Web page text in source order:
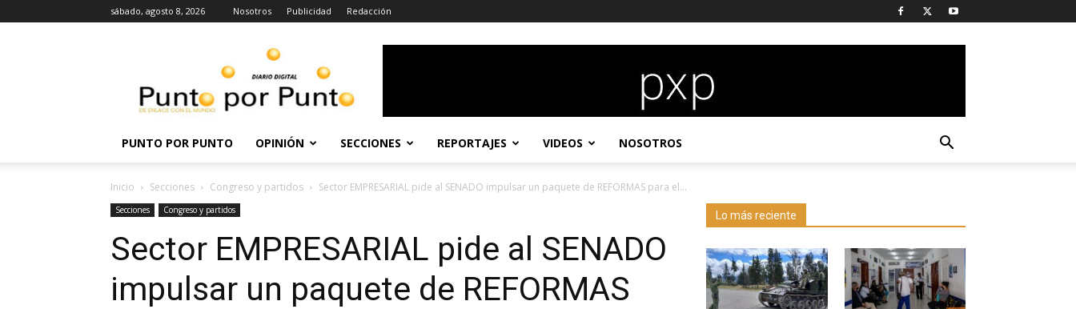
sábado, agosto 8, 2026 Nosotros Publicidad Redacción
Punto
PUNTO POR PUNTO OPINIÓN SECCIONES REPORTAJES VIDEOS NOSOTROS
Inicio Secciones Congreso y partidos Sector EMPRESARIAL pide al SENADO impulsar un paquete de REFORMAS para el...
Secciones Congreso y partidos
Sector EMPRESARIAL pide al SENADO
impulsar un paquete de REFORMAS
Lo más reciente